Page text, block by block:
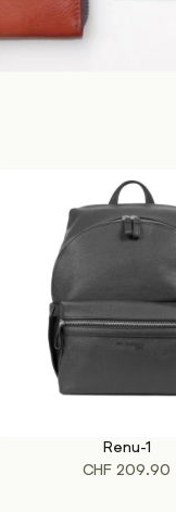
IN DEN WARENKORB
Renu-1
CHF 209.90